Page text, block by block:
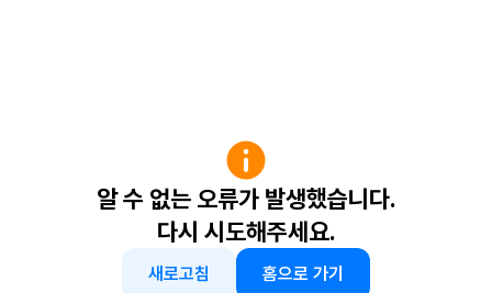
알 수 없는 오류가 발생했습니다.
다시 시도해주세요.
새로고침 홈으로 가기